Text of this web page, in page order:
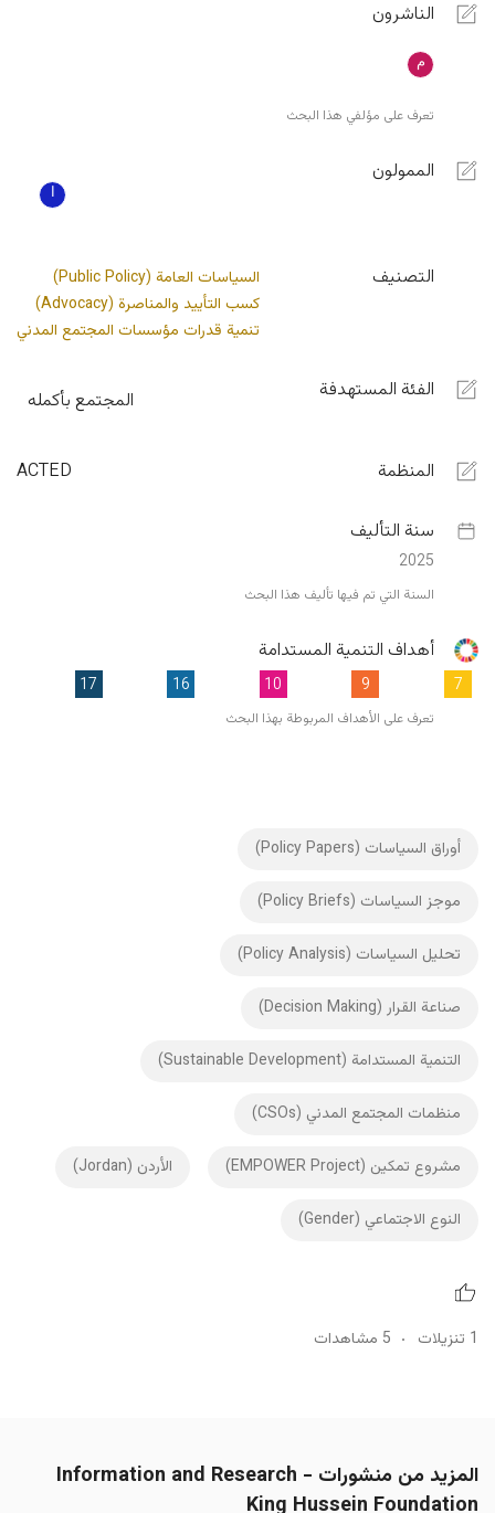
الناشرون
تعرف على مؤلفي هذا البحث
الممولون
التصنيف
السياسات العامة (Public Policy)
كسب التأييد والمناصرة (Advocacy)
تنمية قدرات مؤسسات المجتمع المدني
الفئة المستهدفة المجتمع بأكمله
المنظمة ACTED
سنة التأليف
2025
السنة التي تم فيها تأليف هذا البحث
أهداف التنمية المستدامة
7
9
10
16
17
تعرف على الأهداف المربوطة بهذا البحث
أوراق السياسات (Policy Papers)
موجز السياسات (Policy Briefs)
تحليل السياسات (Policy Analysis)
صناعة القرار (Decision Making)
التنمية المستدامة (Sustainable Development)
منظمات المجتمع المدني (CSOs)
مشروع تمكين (EMPOWER Project) الأردن (Jordan)
النوع الاجتماعي (Gender)
1 تنزيلات 5 مشاهدات
المزيد من منشورات Information and Research -
King Hussein Foundation